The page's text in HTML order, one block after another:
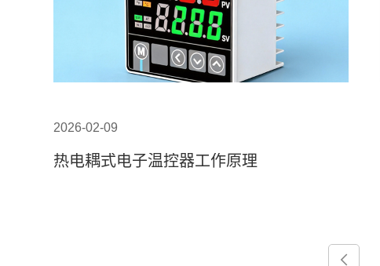
2026-02-09
热电耦式电子温控器工作原理